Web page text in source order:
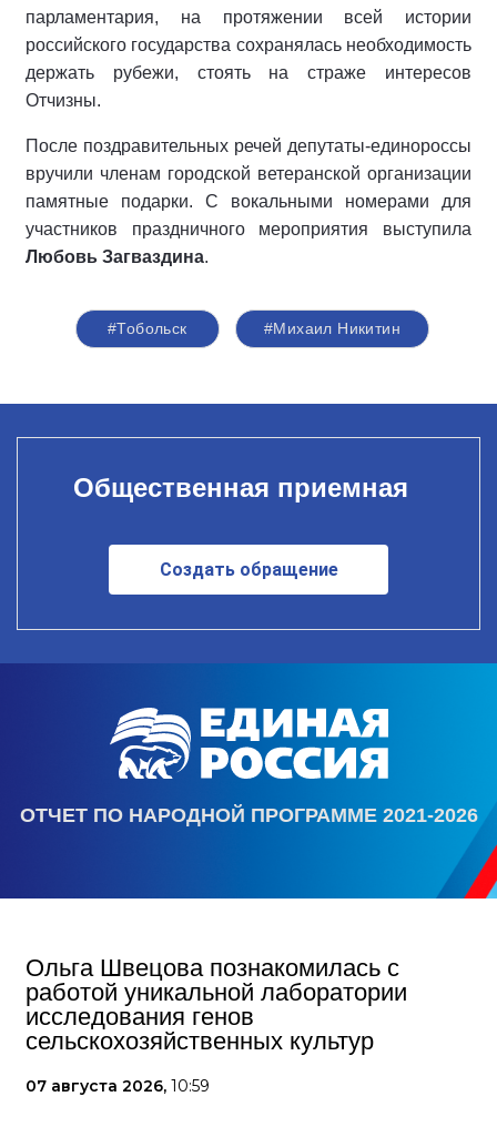
парламентария, на протяжении всей истории
российского государства сохранялась необходимость
держать рубежи, стоять на страже интересов
Отчизны.
После поздравительных речей депутаты-единороссы
вручили членам городской ветеранской организации
памятные подарки. С вокальными номерами для
участников праздничного мероприятия выступила
Любовь Загваздина.
#Тобольск #Михаил Никитин
Общественная приемная
Создать обращение
ОТЧЕТ ПО НАРОДНОЙ ПРОГРАММЕ 2021-2026
Ольга Швецова познакомилась с
работой уникальной лаборатории
исследования генов
сельскохозяйственных культур
07 августа 2026, 10:59